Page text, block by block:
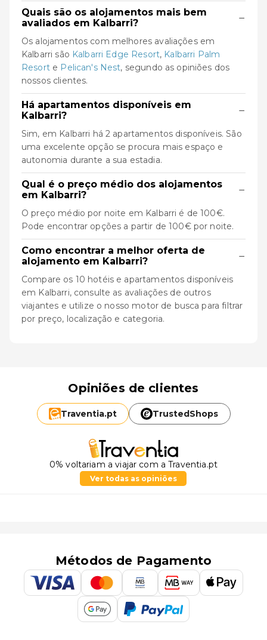
Quais são os alojamentos mais bem
avaliados em Kalbarri?
−
Os alojamentos com melhores avaliações em
Kalbarri são Kalbarri Edge Resort, Kalbarri Palm
Resorte Pelican's Nest, segundo as opiniões dos
nossos clientes.
Há apartamentos disponíveis em
Kalbarri?
−
Sim, em Kalbarri há 2 apartamentos disponíveis. São
uma excelente opção se procura mais espaço e
autonomia durante a sua estadia.
Qual é o preço médio dos alojamentos
em Kalbarri?
−
O preço médio por noite em Kalbarri é de 100€.
Pode encontrar opções a partir de 100€ por noite.
Como encontrar a melhor oferta de
alojamento em Kalbarri?
−
Compare os 10 hotéis e apartamentos disponíveis
em Kalbarri, consulte as avaliações de outros
viajantes e utilize o nosso motor de busca para filtrar
por preço, localização e categoria.
Opiniões de clientes
Traventia.pt TrustedShops
0% voltariam a viajar com a Traventia.pt
Ver todas as opiniões
Métodos de Pagamento